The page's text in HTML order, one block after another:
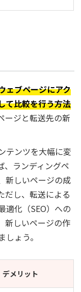
ェブページにアク
て比較を行う方法
ージと転送先の新
テンツを大幅に変
、ランディングペ
新しいページの成
だし、転送による
適化（SEO）への
新しいページの作
ょう。
デメリット